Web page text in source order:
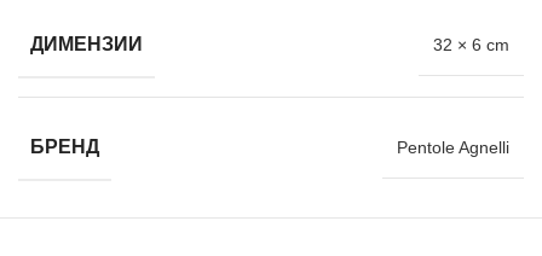
ДИМЕНЗИИ 32 × 6 cm
БРЕНД Pentole Agnelli